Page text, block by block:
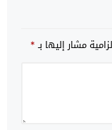
مشار إليها بـ*